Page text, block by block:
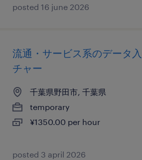
posted 16 june 2026
流通・サービス系のデータ
チャー
千葉県野田市, 千葉県
temporary
¥1350.00 per hour
posted 3 april 2026